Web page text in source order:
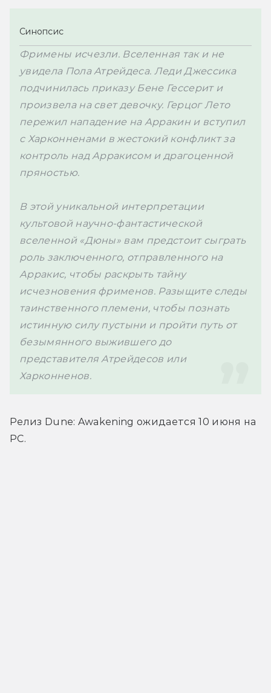
Синопсис
Фримены исчезли. Вселенная так и не
увидела Пола Атрейдеса. Леди Джессика
подчинилась приказу Бене Гессерит и
произвела на свет девочку. Герцог Лето
пережил нападение на Арракин и вступил
с Харконненами в жестокий конфликт за
контроль над Арракисом и драгоценной
В этой уникальной интерпретации
культовой научно-фантастической
вселенной «Дюны» вам предстоит сыграть
роль заключенного, отправленного на
Арракис, чтобы раскрыть тайну
исчезновения фрименов. Разыщите следы
таинственного племени, чтобы познать
истинную силу пустыни и пройти путь от
безымянного выжившего до
представителя Атрейдесов или
Харконненов.
Релиз Dune: Awakening ожидается 10 июня на
PC.